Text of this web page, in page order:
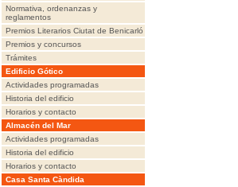
Normativa, ordenanzas y
reglamentos
Premios Literarios Ciutat de Benicarló
Premios y concursos
Trámites
Edificio Gótico
Actividades programadas
Historia del edificio
Horarios y contacto
Almacén del Mar
Actividades programadas
Historia del edificio
Horarios y contacto
Casa Santa Càndida